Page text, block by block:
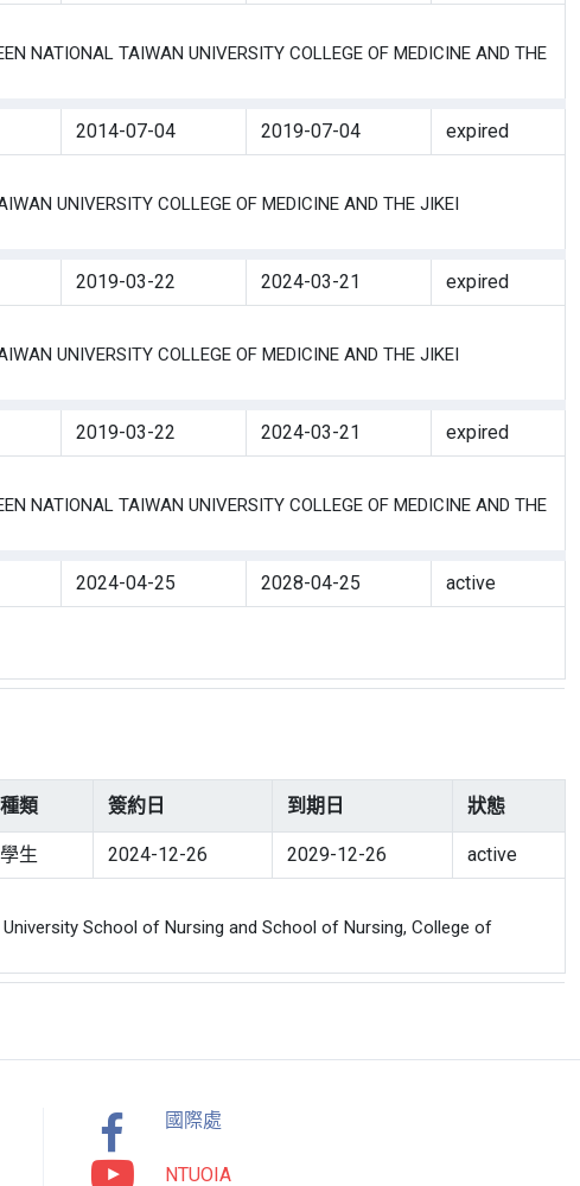
NATIONAL TAIWAN UNIVERSITY COLLEGE OF MEDICINE AND THE
2014-07-04 2019-07-04 expired
UNIVERSITY COLLEGE OF MEDICINE AND THE JIKEI
2019-03-22 2024-03-21 expired
UNIVERSITY COLLEGE OF MEDICINE AND THE JIKEI
2019-03-22 2024-03-21 expired
NATIONAL TAIWAN UNIVERSITY COLLEGE OF MEDICINE AND THE
2024-04-25 2028-04-25 active
類 簽約日 到期日 狀態
生 2024-12-26 2029-12-26 active
School of Nursing and School of Nursing, College of
國際處
NTUOIA